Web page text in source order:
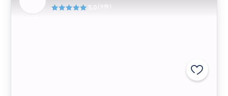
5.0 (9件)